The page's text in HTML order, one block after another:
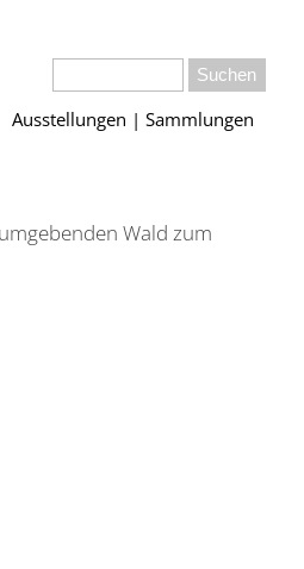
Ausstellungen | Sammlungen
Wald zum